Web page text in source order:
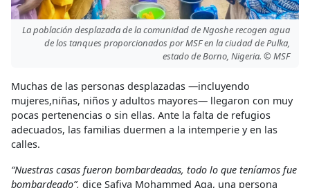
La población desplazada de la comunidad de Ngoshe recogen agua
de los tanques proporcionados por MSF en la ciudad de Pulka,
estado de Borno, Nigeria. © MSF
Muchas de las personas desplazadas —incluyendo
mujeres,niñas, niños y adultos mayores— llegaron con muy
pocas pertenencias o sin ellas. Ante la falta de refugios
adecuados, las familias duermen a la intemperie y en las
calles.
“Nuestras casas fueron bombardeadas, todo lo que teníamos fue
bombardeado”, dice Safiya Mohammed Aga, una persona